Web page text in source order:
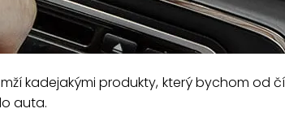
kadejakými produkty, který bychom
auta.